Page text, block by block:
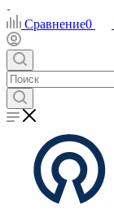
Сравнение0